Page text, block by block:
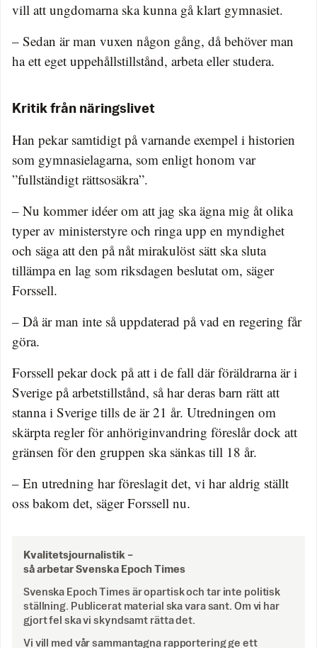
vill att ungdomarna ska kunna gå klart gymnasiet.
– Sedan är man vuxen någon gång, då behöver man
ha ett eget uppehållstillstånd, arbeta eller studera.
Kritik från näringslivet
Han pekar samtidigt på varnande exempel i historien
som gymnasielagarna, som enligt honom var
”fullständigt rättsosäkra”.
– Nu kommer idéer om att jag ska ägna mig åt olika
typer av ministerstyre och ringa upp en myndighet
och säga att den på nåt mirakulöst sätt ska sluta
tillämpa en lag som riksdagen beslutat om, säger
Forssell.
– Då är man inte så uppdaterad på vad en regering får
göra.
Forssell pekar dock på att i de fall där föräldrarna är i
Sverige på arbetstillstånd, så har deras barn rätt att
stanna i Sverige tills de är 21 år. Utredningen om
skärpta regler för anhöriginvandring föreslår dock att
gränsen för den gruppen ska sänkas till 18 år.
– En utredning har föreslagit det, vi har aldrig ställt
oss bakom det, säger Forssell nu.
Kvalitetsjournalistik –
så arbetar Svenska Epoch Times
Svenska Epoch Times är opartisk och tar inte politisk
ställning. Publicerat material ska vara sant. Om vi har
gjort fel ska vi skyndsamt rätta det.
Vi vill med vår sammantagna rapportering ge ett